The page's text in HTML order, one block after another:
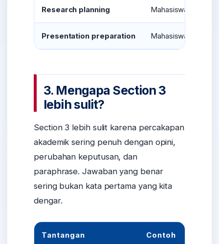
Research planning Mahasiswa
Presentation preparation Mahasiswa
3. Mengapa Section 3
lebih sulit?
Section 3 lebih sulit karena percakapan
akademik sering penuh dengan opini,
perubahan keputusan, dan
paraphrase. Jawaban yang benar
sering bukan kata pertama yang kita
dengar.
Tantangan Contoh